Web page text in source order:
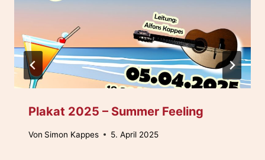
Plakat 2025 – Summer Feeling
Von Simon Kappes 5. April 2025